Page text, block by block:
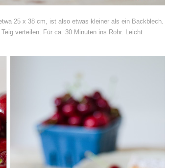
25 x 38 cm, ist also etwas kleiner als ein Backblech.
verteilen. Für ca. 30 Minuten ins Rohr. Leicht